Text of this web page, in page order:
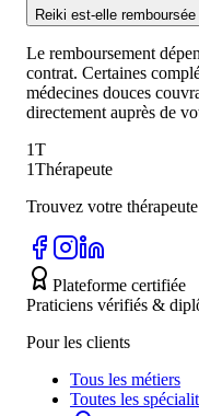
Reiki est-elle remboursée
Le remboursement
contrat. Certaines
médecines douces
directement auprès de
1T
1Thérapeute
Trouvez votre
Plateforme certifiée
Praticiens vérifiés &
Pour les clients
Tous les métiers
Toutes les